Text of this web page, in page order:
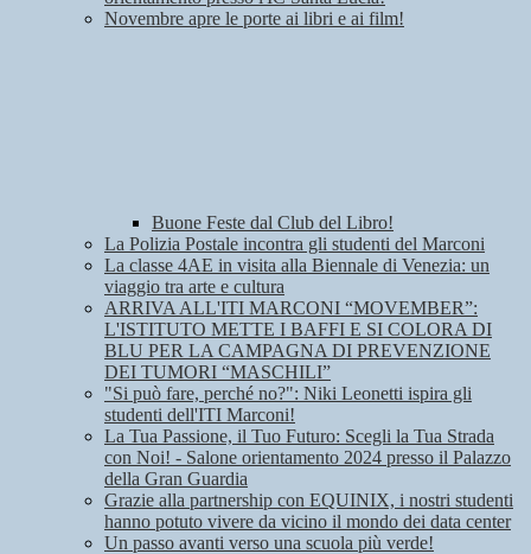
Novembre apre le porte ai libri e ai film!
Buone Feste dal Club del Libro!
La Polizia Postale incontra gli studenti del Marconi
La classe 4AE in visita alla Biennale di Venezia: un
viaggio tra arte e cultura
ARRIVA ALL'ITI MARCONI “MOVEMBER”:
L'ISTITUTO METTE I BAFFI E SI COLORA DI
BLU PER LA CAMPAGNA DI PREVENZIONE
DEI TUMORI “MASCHILI”
"Si può fare, perché no?": Niki Leonetti ispira gli
studenti dell'ITI Marconi!
La Tua Passione, il Tuo Futuro: Scegli la Tua Strada
con Noi! - Salone orientamento 2024 presso il Palazzo
della Gran Guardia
Grazie alla partnership con EQUINIX, i nostri studenti
hanno potuto vivere da vicino il mondo dei data center
Un passo avanti verso una scuola più verde!